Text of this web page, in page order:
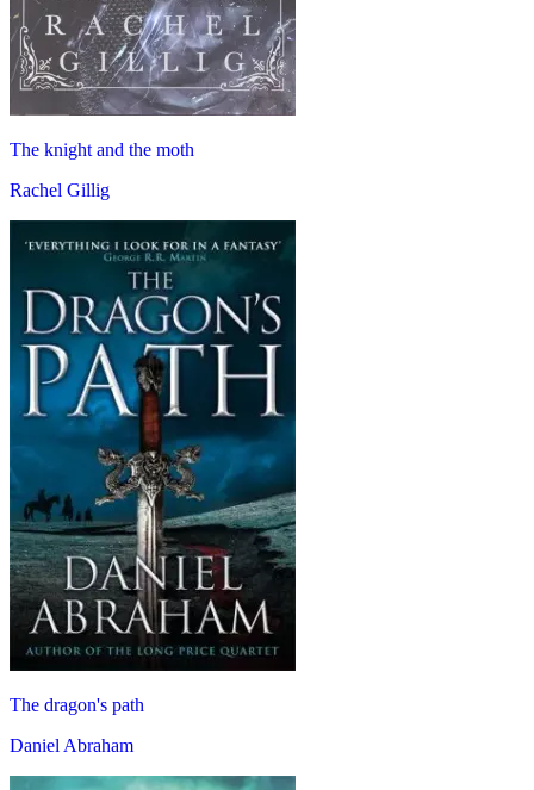
The knight and the moth
Rachel Gillig
The dragon's path
Daniel Abraham